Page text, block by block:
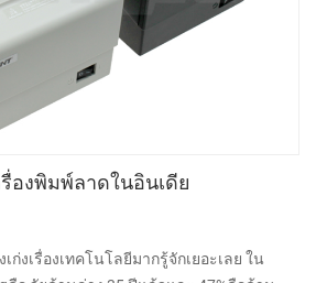
รื่องพิมพ์ลาดในอินเดีย
ก่งเรื่องเทคโนโลยีมากรู้จักเยอะเลย ใน